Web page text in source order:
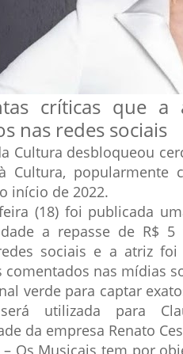
críticas que
nas redes sociais
Cultura desbloqueou
Cultura, popularmente
início de 2022.
(18) foi publicada
a repasse de R$
sociais e a atriz
comentados nas mídias
verde para captar
será utilizada para
da empresa Renato
– Os Musicais tem por